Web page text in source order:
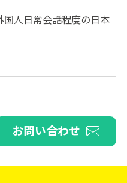
人日常会話程度の日本
お問い合わせ